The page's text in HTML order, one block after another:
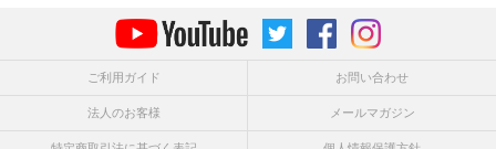
ご利用ガイド お問い合わせ
法人のお客様 メールマガジン